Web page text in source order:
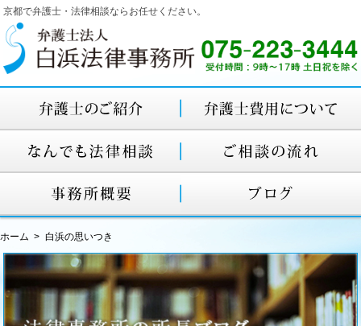
京都で弁護士・法律相談ならお任せください。
ホーム 白浜の思いつき